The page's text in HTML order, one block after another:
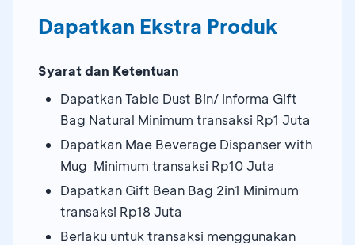
Dapatkan Ekstra Produk
Syarat dan Ketentuan
Dapatkan Table Dust Bin/ Informa Gift
Bag Natural Minimum transaksi Rp1 Juta
Dapatkan Mae Beverage Dispanser with
Mug Minimum transaksi Rp10 Juta
Dapatkan Gift Bean Bag 2in1 Minimum
transaksi Rp18 Juta
Berlaku untuk transaksi menggunakan